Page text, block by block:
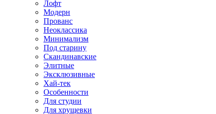
Лофт
Модерн
Прованс
Неоклассика
Минимализм
Под старину
Скандинавские
Элитные
Эксклюзивные
Хай-тек
Особенности
Для студии
Для хрущевки